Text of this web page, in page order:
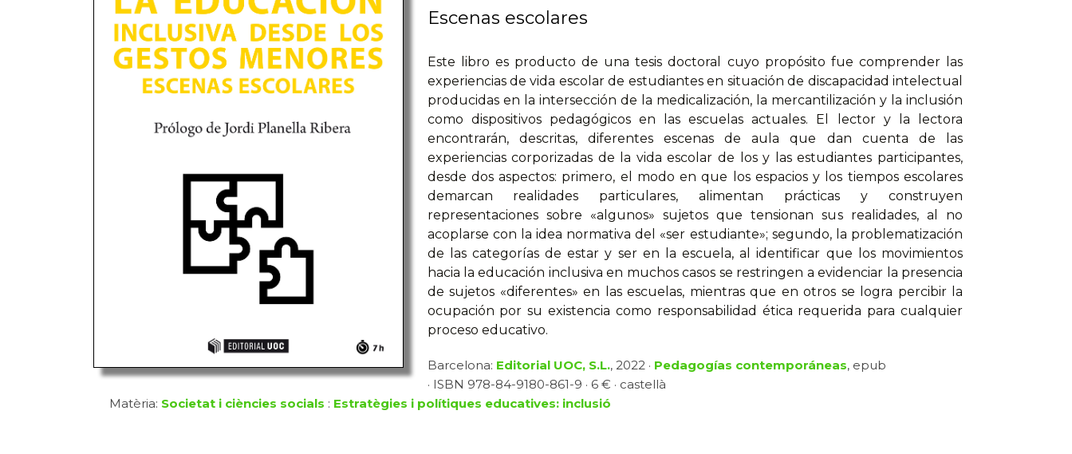
Escenas escolares
Este libro es producto de una tesis doctoral cuyo propósito fue comprender las
experiencias de vida escolar de estudiantes en situación de discapacidad intelectual
producidas en la intersección de la medicalización, la mercantilización y la inclusión
como dispositivos pedagógicos en las escuelas actuales. El lector y la lectora
encontrarán, descritas, diferentes escenas de aula que dan cuenta de las
experiencias corporizadas de la vida escolar de los y las estudiantes participantes,
desde dos aspectos: primero, el modo en que los espacios y los tiempos escolares
demarcan realidades particulares, alimentan prácticas y construyen
representaciones sobre «algunos» sujetos que tensionan sus realidades, al no
acoplarse con la idea normativa del «ser estudiante»; segundo, la problematización
de las categorías de estar y ser en la escuela, al identificar que los movimientos
hacia la educación inclusiva en muchos casos se restringen a evidenciar la presencia
de sujetos «diferentes» en las escuelas, mientras que en otros se logra percibir la
ocupación por su existencia como responsabilidad ética requerida para cualquier
proceso educativo.
Barcelona: Editorial UOC, S.L., 2022 · Pedagogías contemporáneas, epub
· ISBN 978-84-9180-861-9 · 6 € · castellà
Matèria: Societat i ciències socials : Estratègies i polítiques educatives: inclusió